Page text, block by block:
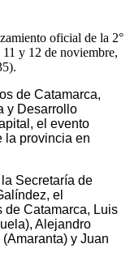
oficial de la 2°
11 y 12 de noviembre,
de Catamarca,
y Desarrollo
el evento
la provincia en
Secretaría de
el
de Catamarca, Luis
Alejandro
y Juan